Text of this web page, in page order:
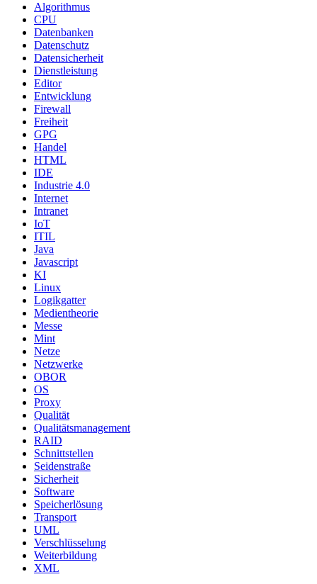
Algorithmus
CPU
Datenbanken
Datenschutz
Datensicherheit
Dienstleistung
Editor
Entwicklung
Firewall
Freiheit
GPG
Handel
HTML
IDE
Industrie 4.0
Internet
Intranet
IoT
ITIL
Java
Javascript
KI
Linux
Logikgatter
Medientheorie
Messe
Mint
Netze
Netzwerke
OBOR
OS
Proxy
Qualität
Qualitätsmanagement
RAID
Schnittstellen
Seidenstraße
Sicherheit
Software
Speicherlösung
Transport
UML
Verschlüsselung
Weiterbildung
XML